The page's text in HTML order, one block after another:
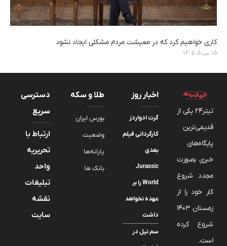
کاری خواهیم کرد که در معیشت مردم مشکلی ایجاد نشود
۱۵ مرداد ۱۴۰۵
تیتر24 یکی از
قدیمی‌ترین
پایگاه‌های
خبری بصورت
مجدد شروع
کار خود را از
زمستان 1403
شروع کرده
است.
اخبار روز
گرت ادواردز
کارگردانی فیلم
بعدی
Jurassic
World را بر
عهده نخواهد
داشت
سم نیل در
طلا و سکه
بورس ایران
وضعیت
یارانه‌ها
بانک ها
دسترسی
سریع
ارتباط با
تحریریه
واحد
تبلیغات
نقشه
سایت